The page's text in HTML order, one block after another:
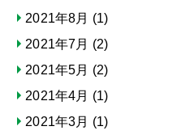
2021年8月 (1)
2021年7月 (2)
2021年5月 (2)
2021年4月 (1)
2021年3月 (1)